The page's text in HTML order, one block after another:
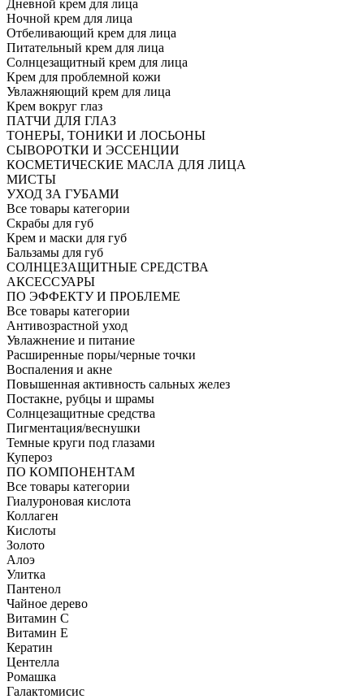
Дневной крем для лица
Ночной крем для лица
Отбеливающий крем для лица
Питательный крем для лица
Солнцезащитный крем для лица
Крем для проблемной кожи
Увлажняющий крем для лица
Крем вокруг глаз
ПАТЧИ ДЛЯ ГЛАЗ
ТОНЕРЫ, ТОНИКИ И ЛОСЬОНЫ
СЫВОРОТКИ И ЭССЕНЦИИ
КОСМЕТИЧЕСКИЕ МАСЛА ДЛЯ ЛИЦА
МИСТЫ
УХОД ЗА ГУБАМИ
Все товары категории
Скрабы для губ
Крем и маски для губ
Бальзамы для губ
СОЛНЦЕЗАЩИТНЫЕ СРЕДСТВА
АКСЕССУАРЫ
ПО ЭФФЕКТУ И ПРОБЛЕМЕ
Все товары категории
Антивозрастной уход
Увлажнение и питание
Расширенные поры/черные точки
Воспаления и акне
Повышенная активность сальных желез
Постакне, рубцы и шрамы
Солнцезащитные средства
Пигментация/веснушки
Темные круги под глазами
Купероз
ПО КОМПОНЕНТАМ
Все товары категории
Гиалуроновая кислота
Коллаген
Кислоты
Золото
Алоэ
Улитка
Пантенол
Чайное дерево
Витамин C
Витамин Е
Кератин
Центелла
Ромашка
Галактомисис